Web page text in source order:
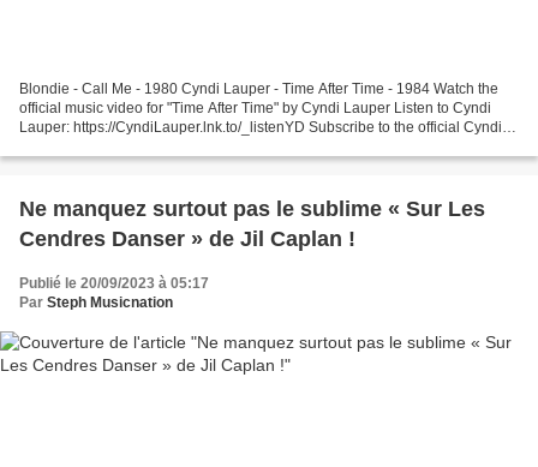
Blondie - Call Me - 1980 Cyndi Lauper - Time After Time - 1984 Watch the
official music video for "Time After Time" by Cyndi Lauper Listen to Cyndi
Lauper: https://CyndiLauper.lnk.to/_listenYD Subscribe to the official Cyndi
Ne manquez surtout pas le sublime « Sur Les
Cendres Danser » de Jil Caplan !
Publié le 20/09/2023 à 05:17
Par Steph Musicnation